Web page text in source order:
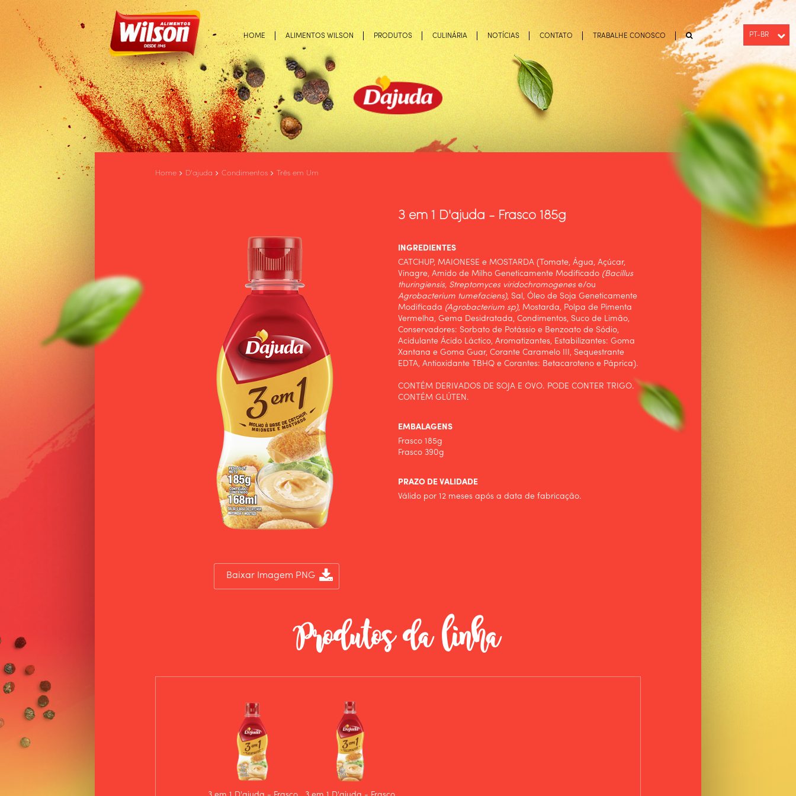
HOME ALIMENTOS WILSON PRODUTOS CULINÁRIA NOTÍCIAS CONTATO TRABALHE CONOSCO PT-BR
Home D'ajuda Condimentos Três em Um
Baixar Imagem PNG
3 em 1 D'ajuda - Frasco 185g
INGREDIENTES
CATCHUP, MAIONESE e MOSTARDA (Tomate, Água, Açúcar,
Vinagre, Amido de Milho Geneticamente Modificado (Bacillus
thuringiensis, Streptomyces viridochromogenese/ou
Agrobacterium tumefaciens), Sal, Óleo de Soja Geneticamente
Modificada (Agrobacterium sp), Mostarda, Polpa de Pimenta
Vermelha, Gema Desidratada, Condimentos, Suco de Limão,
Conservadores: Sorbato de Potássio e Benzoato de Sódio,
Acidulante Ácido Láctico, Aromatizantes, Estabilizantes: Goma
Xantana e Goma Guar, Corante Caramelo III, Sequestrante
EDTA, Antioxidante TBHQ e Corantes: Betacaroteno e Páprica).
CONTÉM DERIVADOS DE SOJA E OVO. PODE CONTER TRIGO.
CONTÉM GLÚTEN.
EMBALAGENS
Frasco 185g
Frasco 390g
PRAZO DE VALIDADE
Válido por 12 meses após a data de fabricação.
Produtos da linha